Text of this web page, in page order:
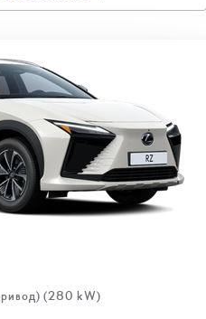
(280 kW)